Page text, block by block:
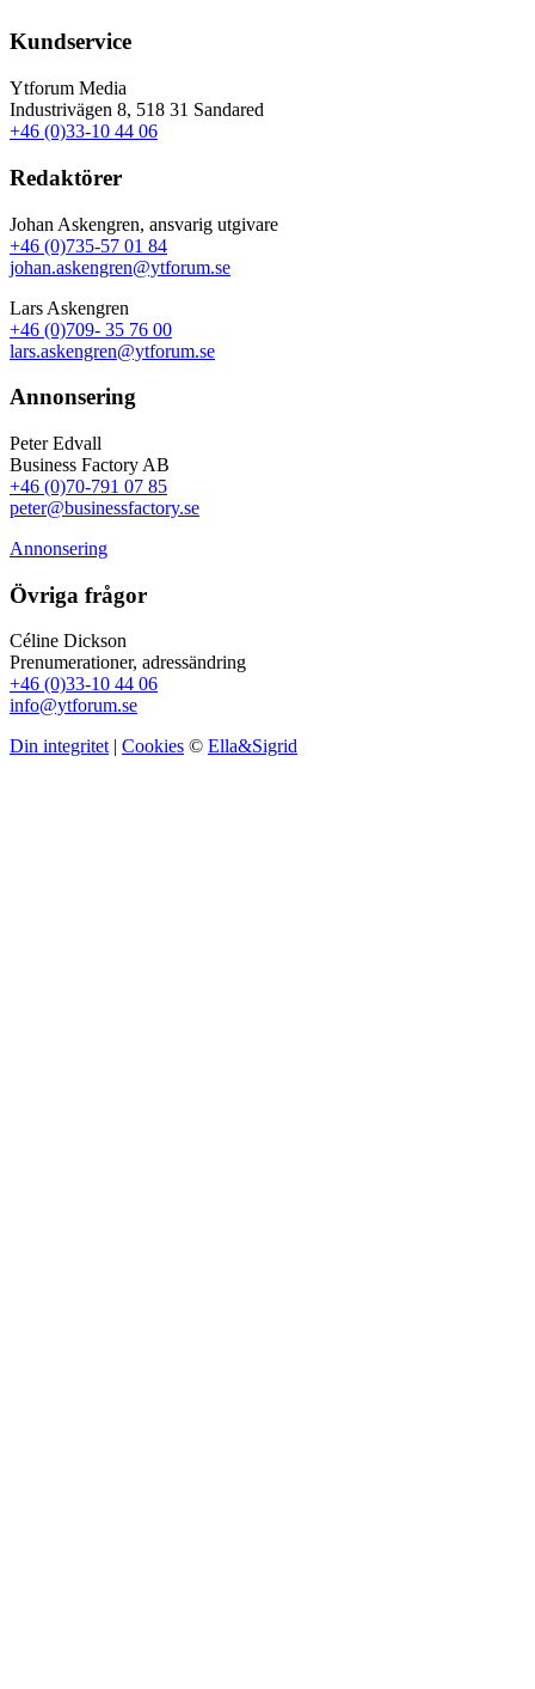
Kundservice
Ytforum Media
Industrivägen 8, 518 31 Sandared
+46 (0)33-10 44 06
Redaktörer
Johan Askengren, ansvarig utgivare
+46 (0)735-57 01 84
johan.askengren@ytforum.se
Lars Askengren
+46 (0)709- 35 76 00
lars.askengren@ytforum.se
Annonsering
Peter Edvall
Business Factory AB
+46 (0)70-791 07 85
peter@businessfactory.se
Annonsering
Övriga frågor
Céline Dickson
Prenumerationer, adressändring
+46 (0)33-10 44 06
info@ytforum.se
Din integritet | Cookies © Ella&Sigrid